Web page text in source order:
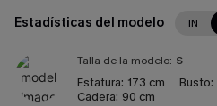
Estadísticas del modelo IN
Talla de la modelo: S
Estatura: 173 cm Busto:
Cadera: 90 cm